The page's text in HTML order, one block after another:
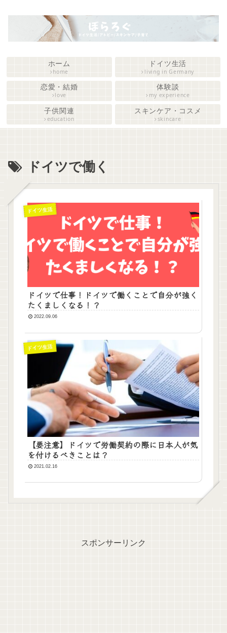
ホーム
home
ドイツ生活
living in Germany
恋愛・結婚
love
体験談
my experience
子供関連
education
スキンケア・コスメ
skincare
ドイツで働く
ドイツ生活
ドイツで仕事！ドイツで働くことで自分が強く
たくましくなる！？
2022.09.06
ドイツ生活
【要注意】ドイツで労働契約の際に日本人が気
を付けるべきことは？
2021.02.16
スポンサーリンク